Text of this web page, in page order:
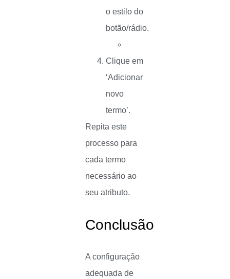
o estilo do
botão/rádio.
Clique em
‘Adicionar
novo
termo’.
Repita este
processo para
cada termo
necessário ao
seu atributo.
Conclusão
A configuração
adequada de